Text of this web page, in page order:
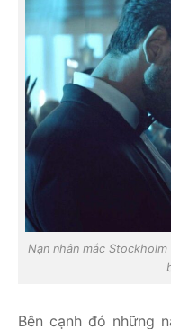
Nạn nhân mắc
Bên cạnh đó những